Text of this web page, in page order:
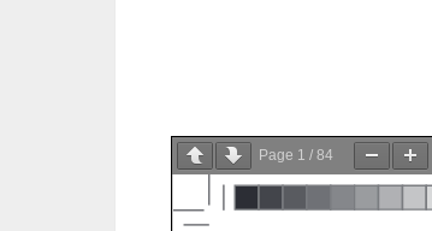
Page 1 / 84